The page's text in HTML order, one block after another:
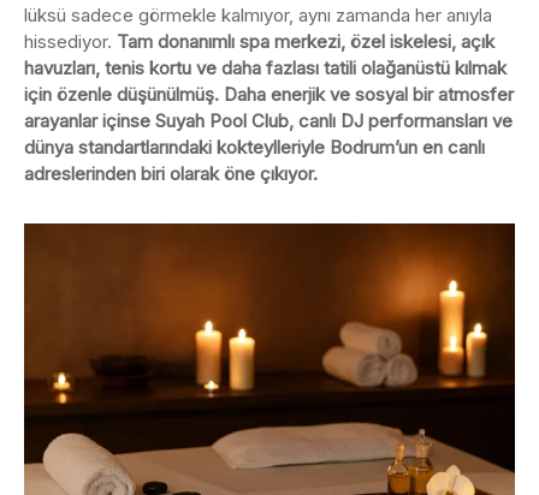
lüksü sadece görmekle kalmıyor, aynı zamanda her anıyla
hissediyor. Tam donanımlı spa merkezi, özel iskelesi, açık
havuzları, tenis kortu ve daha fazlası tatili olağanüstü kılmak
için özenle düşünülmüş. Daha enerjik ve sosyal bir atmosfer
arayanlar içinse Suyah Pool Club, canlı DJ performansları ve
dünya standartlarındaki kokteylleriyle Bodrum’un en canlı
adreslerinden biri olarak öne çıkıyor.